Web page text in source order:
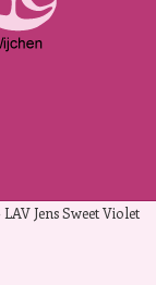
LAV Jens Sweet Violet